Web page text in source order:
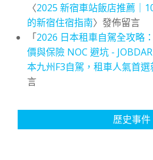
〈2025 新宿車站飯店推薦｜
的新宿住宿指南〉發佈留言
「2026 日本租車自駕全攻略
價與保險 NOC 避坑 -
本九州F3自駕，租車人氣首
言
歷史事件